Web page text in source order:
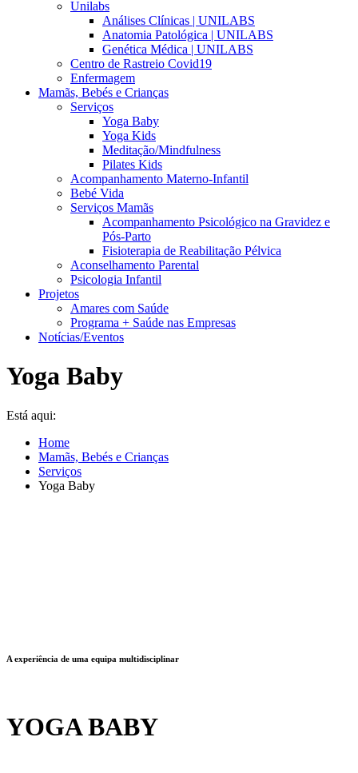
Unilabs
Análises Clínicas | UNILABS
Anatomia Patológica | UNILABS
Genética Médica | UNILABS
Centro de Rastreio Covid19
Enfermagem
Mamãs, Bebés e Crianças
Serviços
Yoga Baby
Yoga Kids
Meditação/Mindfulness
Pilates Kids
Acompanhamento Materno-Infantil
Bebé Vida
Serviços Mamãs
Acompanhamento Psicológico na Gravidez e
Pós-Parto
Fisioterapia de Reabilitação Pélvica
Aconselhamento Parental
Psicologia Infantil
Projetos
Amares com Saúde
Programa + Saúde nas Empresas
Notícias/Eventos
Yoga Baby
Está aqui:
Home
Mamãs, Bebés e Crianças
Serviços
Yoga Baby
A experiência de uma equipa multidisciplinar
YOGA BABY